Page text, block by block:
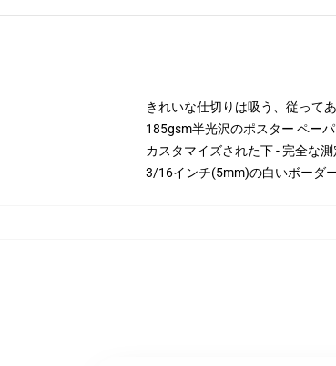
きれいな仕切りは吸う、従って
185gsm半光沢のポスター ペー
カスタマイズされた下 - 完全な
3/16インチ(5mm)の白いボーダ